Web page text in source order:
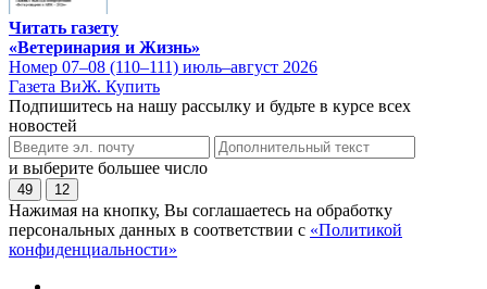
Читать газету
«Ветеринария и Жизнь»
Номер 07–08 (110–111) июль–август 2026
Газета ВиЖ. Купить
Подпишитесь на нашу рассылку и будьте в курсе всех
новостей
и выберите большее число
49 12
Нажимая на кнопку, Вы соглашаетесь на обработку
персональных данных в соответствии с «Политикой
конфиденциальности»